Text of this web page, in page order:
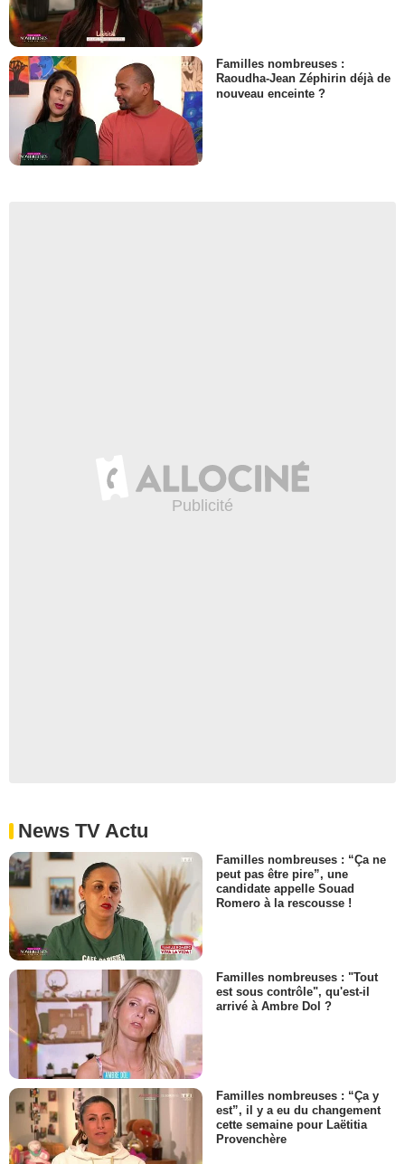
Familles nombreuses :
Raoudha-Jean Zéphirin déjà de
nouveau enceinte ?
News TV Actu
Familles nombreuses : “Ça ne
peut pas être pire”, une
candidate appelle Souad
Romero à la rescousse !
Familles nombreuses : "Tout
est sous contrôle", qu'est-il
arrivé à Ambre Dol ?
Familles nombreuses : “Ça y
est”, il y a eu du changement
cette semaine pour Laëtitia
Provenchère